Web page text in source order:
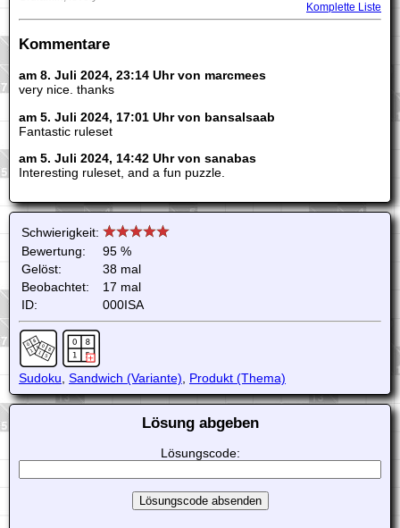
Komplette Liste
Kommentare
am 8. Juli 2024, 23:14 Uhr von marcmees
very nice. thanks
am 5. Juli 2024, 17:01 Uhr von bansalsaab
Fantastic ruleset
am 5. Juli 2024, 14:42 Uhr von sanabas
Interesting ruleset, and a fun puzzle.
Schwierigkeit:
Bewertung:
95 %
Gelöst:
38 mal
Beobachtet:
17 mal
ID:
000ISA
Sudoku Sandwich (Variante) Produkt (Thema)
Lösung abgeben
Lösungscode: